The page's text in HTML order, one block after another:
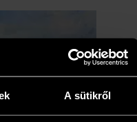
A sütikről